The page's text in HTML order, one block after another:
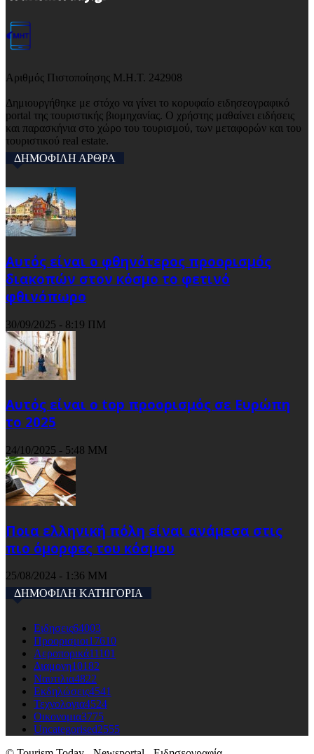
Αριθμός Πιστοποίησης Μ.Η.Τ. 242908
Δημιουργήθηκε με στόχο να γίνει το κορυφαίο ειδησεογραφικό
portal της τουριστικής βιομηχανίας. Ο χρήστης μαθαίνει ειδήσεις
και παρασκήνια στο χώρο του τουρισμού, των μεταφορών και του
τουριστικού real estate.
ΔΗΜΟΦΙΛΗ ΑΡΘΡΑ
Αυτός είναι ο φθηνότερος προορισμός
διακοπών στον κόσμο το φετινό
φθινόπωρο
30/09/2025 - 8:19 ΠΜ
Αυτός είναι ο top προορισμός σε Ευρώπη
το 2025
24/10/2025 - 5:48 ΜΜ
Ποια ελληνική πόλη είναι ανάμεσα στις
πιο όμορφες του κόσμου
25/08/2024 - 1:36 ΜΜ
ΔΗΜΟΦΙΛΗ ΚΑΤΗΓΟΡΙΑ
Ειδησεις64003
Προορισμοι17610
Αεροπορικά11101
Διαμονη10182
Ναυτιλια4822
Εκδηλώσεις4541
Τεχνολογια4524
Οικονομια3775
Uncategorised2555